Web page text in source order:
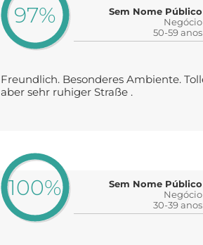
97%
Sem Nome Público
Negócio
50-59 anos
Freundlich. Besonderes Ambiente.
aber sehr ruhiger Straße .
100%
Sem Nome Público
Negócio
30-39 anos